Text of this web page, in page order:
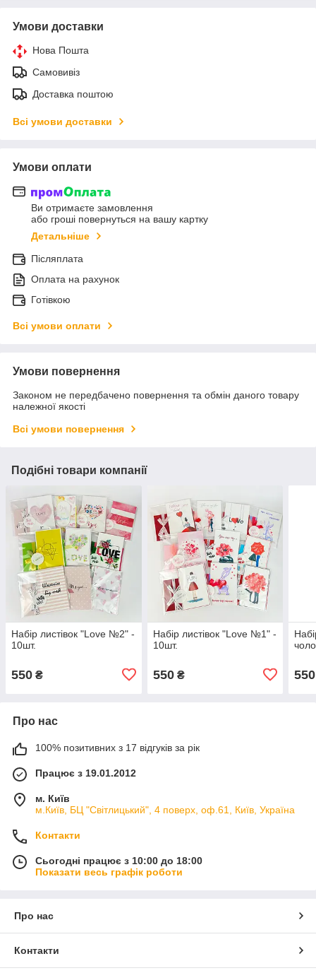
Умови доставки
Нова Пошта
Самовивіз
Доставка поштою
Всі умови доставки
Умови оплати
Ви отримаєте замовлення
або гроші повернуться на вашу картку
Детальніше
Післяплата
Оплата на рахунок
Готівкою
Всі умови оплати
Умови повернення
Законом не передбачено повернення та обмін даного товару
належної якості
Всі умови повернення
Подібні товари компанії
Набір листівок "Love №2" -
10шт.
550 ₴
Набір листівок "Love №1" -
10шт.
550₴ 550
Про нас
100% позитивних з 17 відгуків за рік
Працює з 19.01.2012
м. Київ
м.Київ, БЦ "Світлицький", 4 поверх, оф.61, Київ, Україна
Контакти
Сьогодні працює з 10:00 до 18:00
Показати весь графік роботи
Про нас
Контакти